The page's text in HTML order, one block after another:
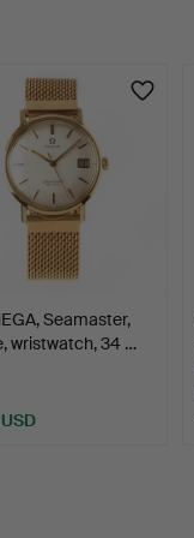
Seamaster,
wristwatch, 34 …